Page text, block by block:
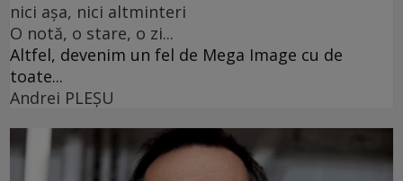
nici așa, nici altminteri
O notă, o stare, o zi...
Altfel, devenim un fel de Mega Image cu de
toate...
Andrei PLEŞU